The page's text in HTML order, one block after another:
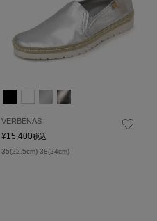
VERBENAS
¥15,400税込
35(22.5cm)-38(24cm)